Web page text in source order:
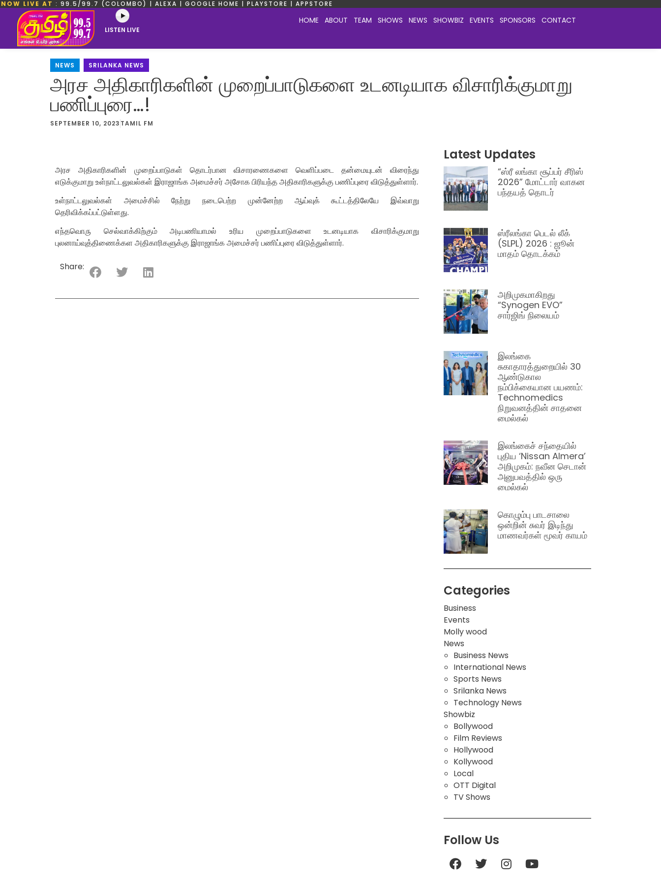
NOW LIVE AT : 99.5/99.7 (COLOMBO) | ALEXA | GOOGLE HOME | PLAYSTORE | APPSTORE
LISTEN LIVE
HOME ABOUT TEAM SHOWS NEWS SHOWBIZ EVENTS SPONSORS CONTACT
NEWS SRILANKA NEWS
அரச அதிகாரிகளின் முறைப்பாடுகளை உடனடியாக விசாரிக்குமாறு
பணிப்புரை…!
SEPTEMBER 10, 2023 TAMIL FM
அரச அதிகாரிகளின் முறைப்பாடுகள் தொடர்பான விசாரணைகளை வெளிப்படை தன்மையுடன் விரைந்து
எடுக்குமாறு உள்நாட்டலுவல்கள் இராஜாங்க அமைச்சர் அசோக பிரியந்த அதிகாரிகளுக்கு பணிப்புரை விடுத்துள்ளார்.
உள்நாட்டலுவல்கள் அமைச்சில் நேற்று நடைபெற்ற முன்னேற்ற ஆய்வுக் கூட்டத்திலேயே இவ்வாறு
தெரிவிக்கப்பட்டுள்ளது.
எந்தவொரு செல்வாக்கிற்கும் அடிபணியாமல் உரிய முறைப்பாடுகளை உடனடியாக விசாரிக்குமாறு
புலனாய்வுத்திணைக்கள அதிகாரிகளுக்கு இராஜாங்க அமைச்சர் பணிப்புரை விடுத்துள்ளார்.
Share:
Latest Updates
“ஸ்ரீ லங்கா சூப்பர் சீரிஸ்
2026” மோட்டார் வாகன
பந்தயத் தொடர்
ஸ்ரீலங்கா பெடல் லீக்
(SLPL) 2026 : ஜூன்
மாதம் தொடக்கம்
அறிமுகமாகிறது
“Synogen EVO”
சார்ஜிங் நிலையம்
இலங்கை
சுகாதாரத்துறையில் 30
ஆண்டுகால
நம்பிக்கையான பயணம்:
Technomedics
நிறுவனத்தின் சாதனை
மைல்கல்
இலங்கைச் சந்தையில்
புதிய ‘Nissan Almera’
அறிமுகம்: நவீன செடான்
அனுபவத்தில் ஒரு
மைல்கல்
கொழும்பு பாடசாலை
ஒன்றின் சுவர் இடிந்து
மாணவர்கள் மூவர் காயம்
Categories
Business
Events
Molly wood
News
Business News
International News
Sports News
Srilanka News
Technology News
Showbiz
Bollywood
Film Reviews
Hollywood
Kollywood
Local
OTT Digital
TV Shows
Follow Us